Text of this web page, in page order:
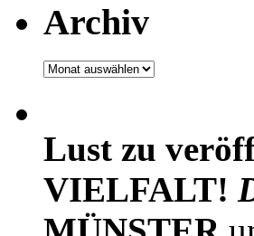
Archiv
Archiv
Lust zu
VIELFALT!